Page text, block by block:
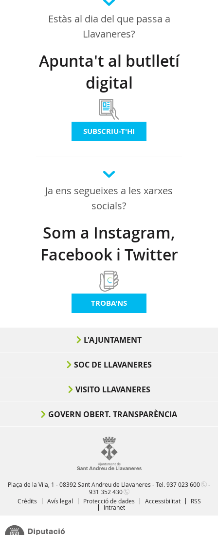
Estàs al dia del que passa a
Llavaneres?
Apunta't al butlletí
digital
SUBSCRIU-T'HI
Ja ens segueixes a les xarxes
socials?
Som a Instagram,
Facebook i Twitter
TROBA'NS
L'AJUNTAMENT
SOC DE LLAVANERES
VISITO LLAVANERES
GOVERN OBERT. TRANSPARÈNCIA
Plaça de la Vila, 1 - 08392 Sant Andreu de Llavaneres - Tel.937 023 600
-
931 352 430
Crèdits
Avís legal Protecció de dades Accessibilitat
RSS
Intranet